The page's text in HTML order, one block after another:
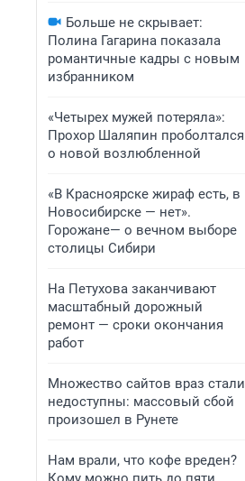
Больше не скрывает:
Полина Гагарина показала
романтичные кадры с новым
избранником
«Четырех мужей потеряла»:
Прохор Шаляпин проболтался
о новой возлюбленной
«В Красноярске жираф есть, в
Новосибирске — нет».
Горожане— о вечном выборе
столицы Сибири
На Петухова заканчивают
масштабный дорожный
ремонт — сроки окончания
работ
Множество сайтов враз стали
недоступны: массовый сбой
произошел в Рунете
Нам врали, что кофе вреден?